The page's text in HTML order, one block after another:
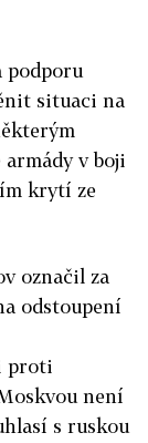
podporu
situaci na
v boji
krytí ze
označil za
odstoupení
proti
není
s ruskou